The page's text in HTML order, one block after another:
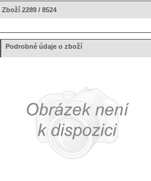
Zboží 2289 / 8524
Podrobné údaje o zboží